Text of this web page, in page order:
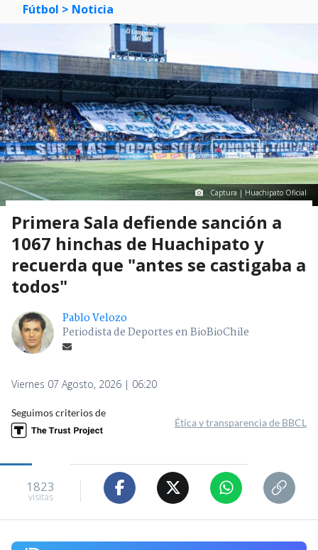
Fútbol > Noticia
Captura | Huachipato Oficial
Primera Sala defiende sanción a
1067 hinchas de Huachipato y
recuerda que "antes se castigaba a
todos"
Pablo Velozo
Periodista de Deportes en BioBioChile
Viernes 07 Agosto, 2026 | 06:20
Seguimos criterios de
Ética y transparencia de BBCL
1823
visitas